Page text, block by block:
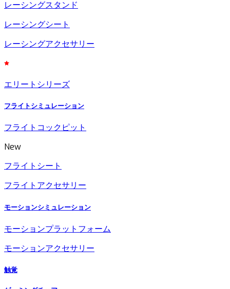
レーシングスタンド
レーシングシート
レーシングアクセサリー
エリートシリーズ
フライトシミュレーション
フライトコックピット
New
フライトシート
フライトアクセサリー
モーションシミュレーション
モーションプラットフォーム
モーションアクセサリー
触覚